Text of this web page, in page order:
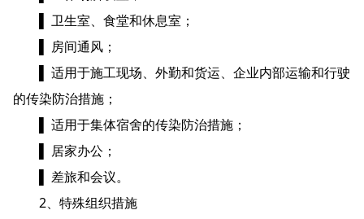
▌ 卫生室、食堂和休息室；
▌ 房间通风；
▌ 适用于施工现场、外勤和货运、企业内部运输和行驶
的传染防治措施；
▌ 适用于集体宿舍的传染防治措施；
▌ 居家办公；
▌ 差旅和会议。
2、特殊组织措施